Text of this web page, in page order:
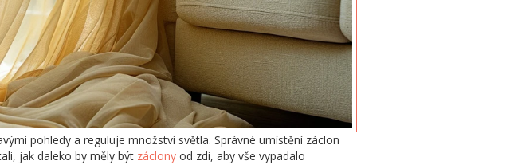
pohledy a reguluje množství světla. Správné umístění záclon
jak daleko by měly být záclony od zdi, aby vše vypadalo